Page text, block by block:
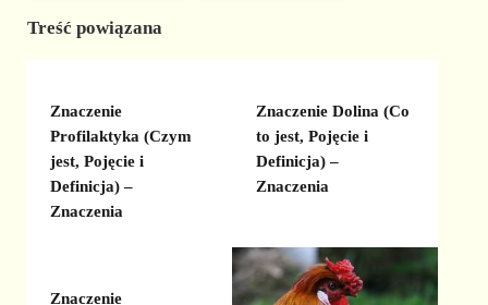
Treść powiązana
Znaczenie
Profilaktyka (Czym
jest, Pojęcie i
Definicja) –
Znaczenia
Znaczenie Dolina (Co
to jest, Pojęcie i
Definicja) –
Znaczenia
Znaczenie